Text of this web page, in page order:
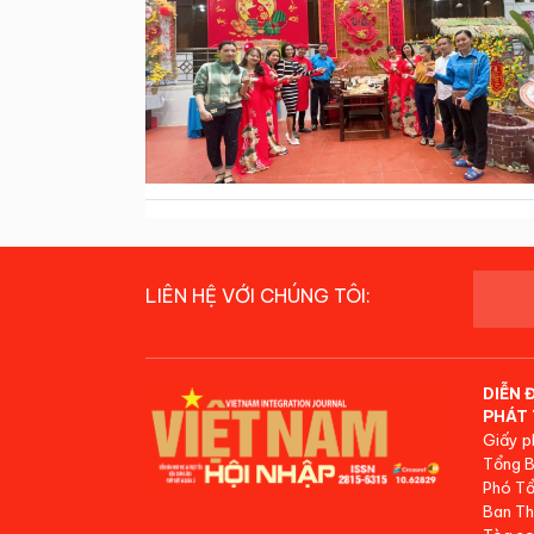
LIÊN HỆ VỚI CHÚNG TÔI:
DIỄN
PHÁT
Giấy
Tổng
Phó
Ban